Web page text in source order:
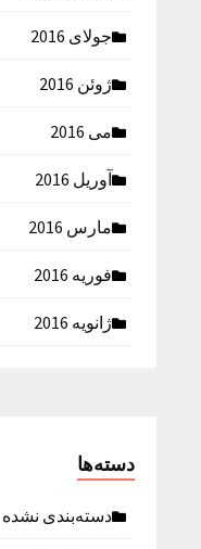
جولای 2016
ژوئن 2016
می 2016
آوریل 2016
مارس 2016
فوریه 2016
ژانویه 2016
دسته‌ها
دسته‌بندی نشده